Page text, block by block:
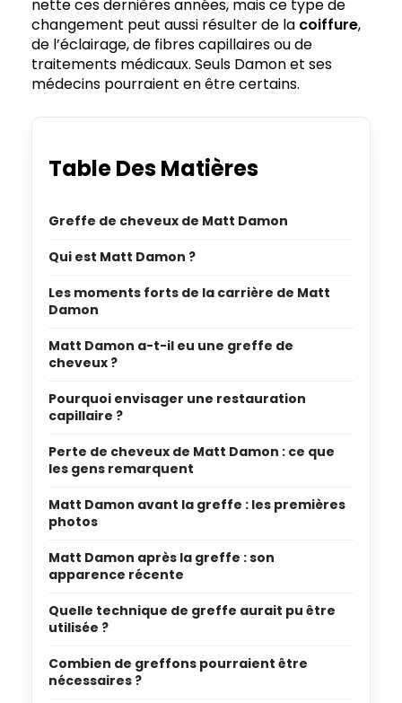
nette ces dernières années, mais ce type de
changement peut aussi résulter de la coiffure,
de l’éclairage, de fibres capillaires ou de
traitements médicaux. Seuls Damon et ses
médecins pourraient en être certains.
Table Des Matières
Greffe de cheveux de Matt Damon
Qui est Matt Damon ?
Les moments forts de la carrière de Matt
Damon
Matt Damon a-t-il eu une greffe de
cheveux ?
Pourquoi envisager une restauration
capillaire ?
Perte de cheveux de Matt Damon : ce que
les gens remarquent
Matt Damon avant la greffe : les premières
photos
Matt Damon après la greffe : son
apparence récente
Quelle technique de greffe aurait pu être
utilisée ?
Combien de greffons pourraient être
nécessaires ?